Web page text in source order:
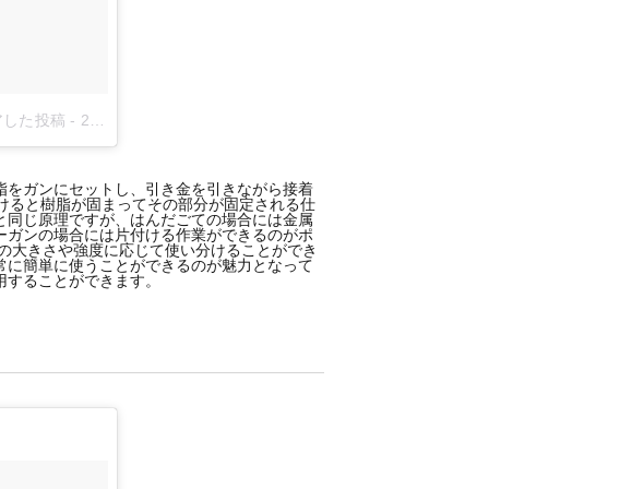
た投稿 - 2018年 8月月18日午後6時49分PDT
ガンにセットし、引き金を引きながら接着
ると樹脂が固まってその部分が固定される仕
じ原理ですが、はんだごての場合には金属
ンの場合には片付ける作業ができるのがポ
大きさや強度に応じて使い分けることができ
簡単に使うことができるのが魅力となって
ることができます。